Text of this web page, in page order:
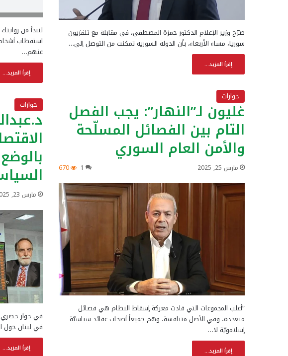
صرّح وزير الإعلام الدكتور حمزة المصطفى، في مقابلة مع تلفزيون
سوريا، مساء الأربعاء، بأن الدولة السورية تمكنت من التوصل إلى…
إقرأ المزيد...
لنبدأ من
استقطاب
عنهم…
إقرأ المزيد...
حوارات
غليون لـ”النهار”: يجب الفصل
التام بين الفصائل المسلّحة
والأمن العام السوري
مارس 25, 2025 1
670
“أغلب المجموعات التي قادت معركة إسقاط النظام هي فصائل
متعددة، وفي الأصل متنافسة، وهم جميعاً أصحاب عقائد سياسيّة
إسلامويّة لا…
إقرأ المزيد...
حوارات
مارس 23, 2025
في حوار حصري
في لبنان حول
إقرأ المزيد...